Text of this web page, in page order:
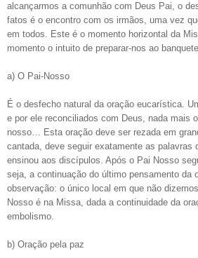
alcançarmos a comunhão com Deus Pai, o
fatos é o encontro com os irmãos, uma vez
em todos. Este é o momento horizontal da
momento o intuito de preparar-nos ao
a) O Pai-Nosso
É o desfecho natural da oração eucarística.
e por ele reconciliados com Deus, nada mais
nosso… Esta oração deve ser rezada em
cantada, deve seguir exatamente as palavras
ensinou aos discípulos. Após o Pai Nosso
seja, a continuação do último pensamento da
observação: o único local em que não
Nosso é na Missa, dada a continuidade da
embolismo.
b) Oração pela paz